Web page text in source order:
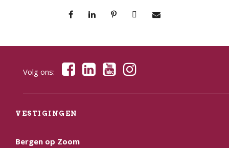
Volg ons:
VESTIGINGEN
Bergen op Zoom